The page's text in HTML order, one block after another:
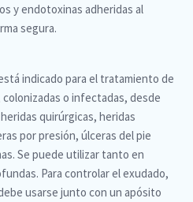
y endotoxinas adheridas al
segura.
indicado para el tratamiento de
o infectadas, desde
quirúrgicas, heridas
por presión, úlceras del pie
Se puede utilizar tanto en
Para controlar el exudado,
usarse junto con un apósito